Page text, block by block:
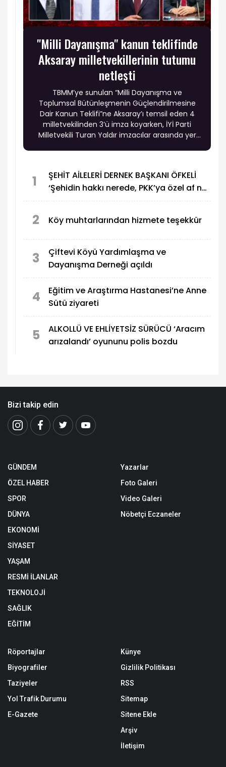
"Milli Dayanışma" kanun teklifinde
Aksaray milletvekillerinin tutumu
netleşti
TBMM’ye sunulan “Milli Dayanışma ve
Toplumsal Bütünleşmenin Güçlendirilmesine
Dair Kanun Teklifi”ne Aksaray’ı temsil eden 4
milletvekilinden 3’ü imza koyarken, İYİ Parti
Milletvekili Turan Yaldır imzacılar arasında yer
1
ŞEHİT AİLELERİ DERNEK BAŞKANI ÖFKELİ
‘Şehidin hakkı nerede, PKK’ya özel af ne
2 Köy muhtarlarından hizmete teşekkür
3
Çiftevi Köyü Yardımlaşma ve
Dayanışma Derneği açıldı
4
Eğitim ve Araştırma Hastanesi’ne Anne
Sütü ziyareti
5
ALKOLLÜ VE EHLİYETSİZ SÜRÜCÜ ‘Aracım
arızalandı’ oyununu polis bozdu
Bizi takip edin
GÜNDEM
ÖZEL HABER
SPOR
DÜNYA
EKONOMİ
SİYASET
YAŞAM
RESMİ İLANLAR
TEKNOLOJİ
SAĞLIK
EĞİTİM
Yazarlar
Foto Galeri
Video Galeri
Nöbetçi Eczaneler
Röportajlar
Biyografiler
Taziyeler
Yol Trafik Durumu
E-Gazete
Künye
Gizlilik Politikası
RSS
Sitemap
Sitene Ekle
Arşiv
İletişim